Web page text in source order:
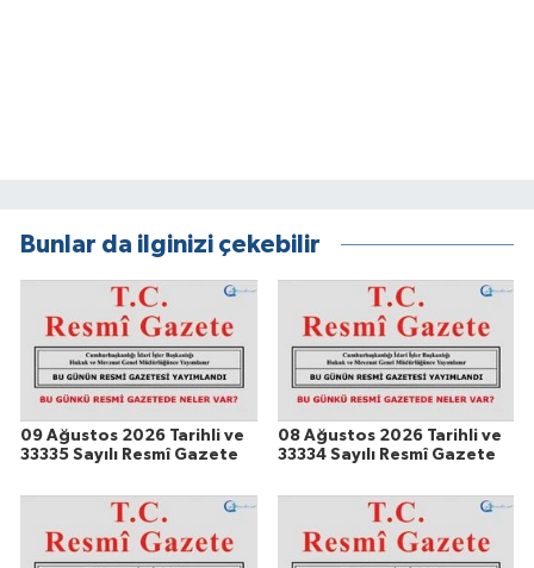
Bunlar da ilginizi çekebilir
09 Ağustos 2026 Tarihli ve
33335 Sayılı Resmî Gazete
08 Ağustos 2026 Tarihli ve
33334 Sayılı Resmî Gazete